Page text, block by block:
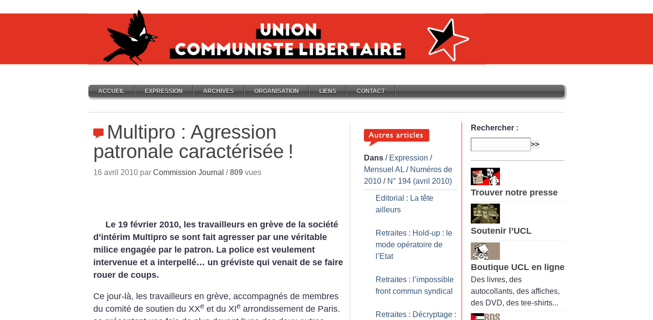
ACCUEIL EXPRESSION ARCHIVES ORGANISATION LIENS CONTACT
Multipro : Agression
patronale caractérisée !
16 avril 2010 par Commission Journal /809 vues
Le 19 février 2010, les travailleurs en grève de la société
d’intérim Multipro se sont fait agresser par une véritable
milice engagée par le patron. La police est veulement
intervenue et a interpellé… un gréviste qui venait de se faire
rouer de coups.
Ce jour-là, les travailleurs en grève, accompagnés de membres
du comité de soutien du XXe et du XIe arrondissement de Paris.
Dans / Expression /
Mensuel AL / Numéros de
2010 / N° 194 (avril 2010)
Editorial : La tête
ailleurs
Retraites : Hold-up : le
mode opératoire de
l’Etat
Retraites : l’impossible
front commun syndical
Retraites : Décryptage :
Rechercher :
Trouver notre presse
Soutenir l’UCL
Boutique UCL en ligne
Des livres, des
autocollants, des affiches,
des DVD, des tee-shirts...